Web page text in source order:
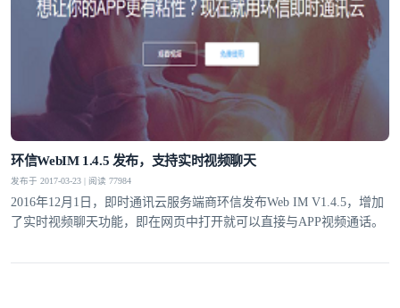
环信WebIM 1.4.5 发布，支持实时视频聊天
发布于 2017-03-23 | 阅读 77984
2016年12月1日，即时通讯云服务端商环信发布Web IM V1.4.5，增加
了实时视频聊天功能，即在网页中打开就可以直接与APP视频通话。
登录即时通讯云